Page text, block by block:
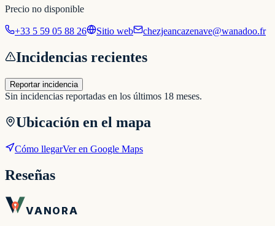
Precio no disponible
+33 5 59 05 88 26 Sitio web chezjeancazenave@wanadoo.fr
Incidencias recientes
Reportar incidencia
Sin incidencias reportadas en los últimos 18 meses.
Ubicación en el mapa
Cómo llegarVer en Google Maps
Reseñas
VANORA